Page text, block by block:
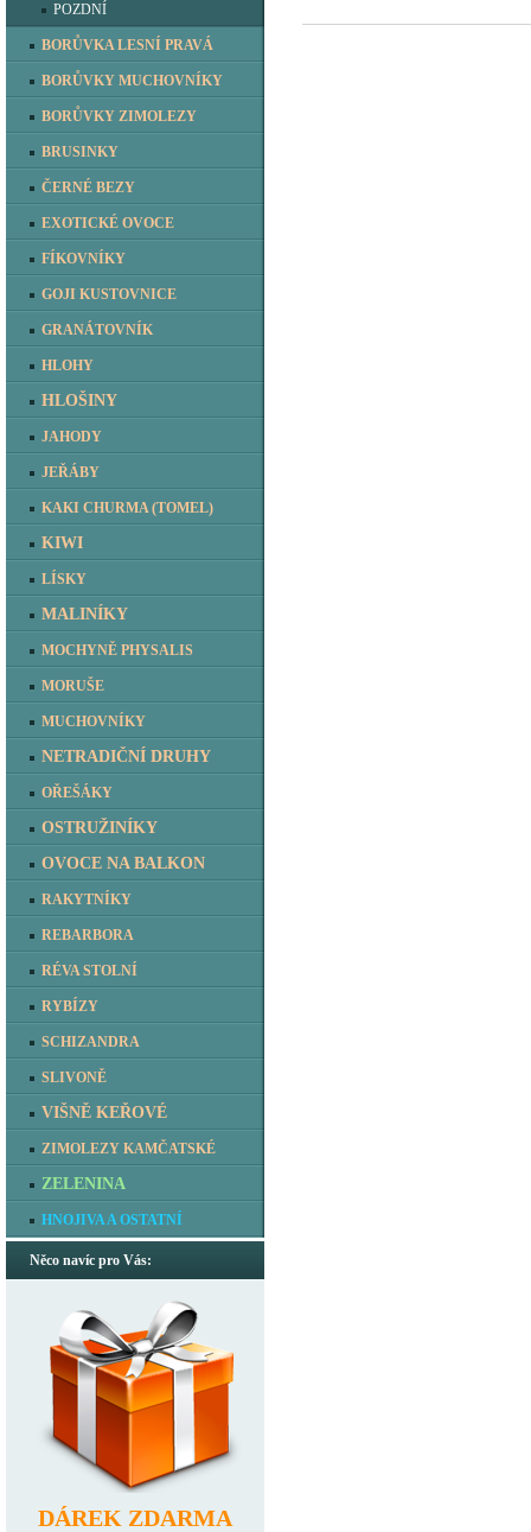
POZDNÍ
BORŮVKA LESNÍ PRAVÁ
BORŮVKY MUCHOVNÍKY
BORŮVKY ZIMOLEZY
BRUSINKY
ČERNÉ BEZY
EXOTICKÉ OVOCE
FÍKOVNÍKY
GOJI KUSTOVNICE
GRANÁTOVNÍK
HLOHY
HLOŠINY
JAHODY
JEŘÁBY
KAKI CHURMA (TOMEL)
KIWI
LÍSKY
MALINÍKY
MOCHYNĚ PHYSALIS
MORUŠE
MUCHOVNÍKY
NETRADIČNÍ DRUHY
OŘEŠÁKY
OSTRUŽINÍKY
OVOCE NA BALKON
RAKYTNÍKY
REBARBORA
RÉVA STOLNÍ
RYBÍZY
SCHIZANDRA
SLIVONĚ
VIŠNĚ KEŘOVÉ
ZIMOLEZY KAMČATSKÉ
ZELENINA
HNOJIVA A OSTATNÍ
Něco navíc pro Vás:
DÁREK ZDARMA